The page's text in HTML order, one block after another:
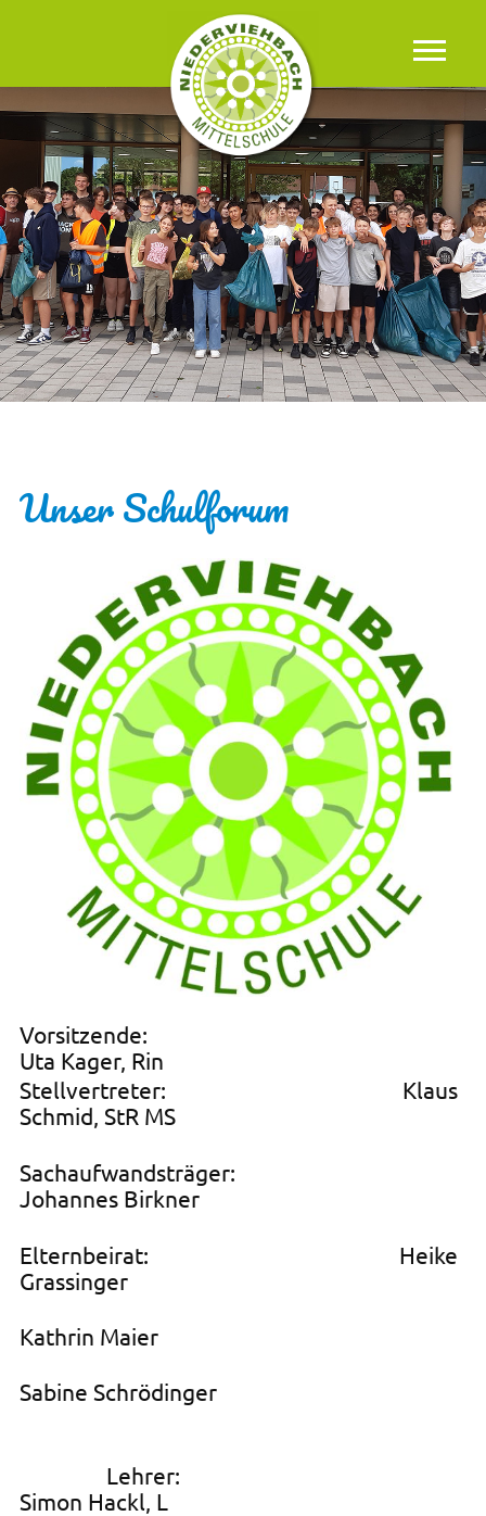
Unser Schulforum
Vorsitzende:
Uta Kager, Rin
Stellvertreter: Klaus
Schmid, StR MS
Sachaufwandsträger:
Johannes Birkner
Elternbeirat: Heike
Grassinger
Kathrin Maier
Sabine Schrödinger
Lehrer:
Simon Hackl, L